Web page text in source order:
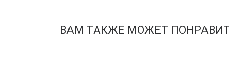
ВАМ ТАКЖЕ МОЖЕТ